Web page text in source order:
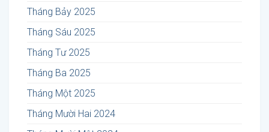
Tháng Bảy 2025
Tháng Sáu 2025
Tháng Tư 2025
Tháng Ba 2025
Tháng Một 2025
Tháng Mười Hai 2024